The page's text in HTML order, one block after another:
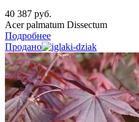
40 387 руб.
Acer palmatum Dissectum
Подробнее
Продано